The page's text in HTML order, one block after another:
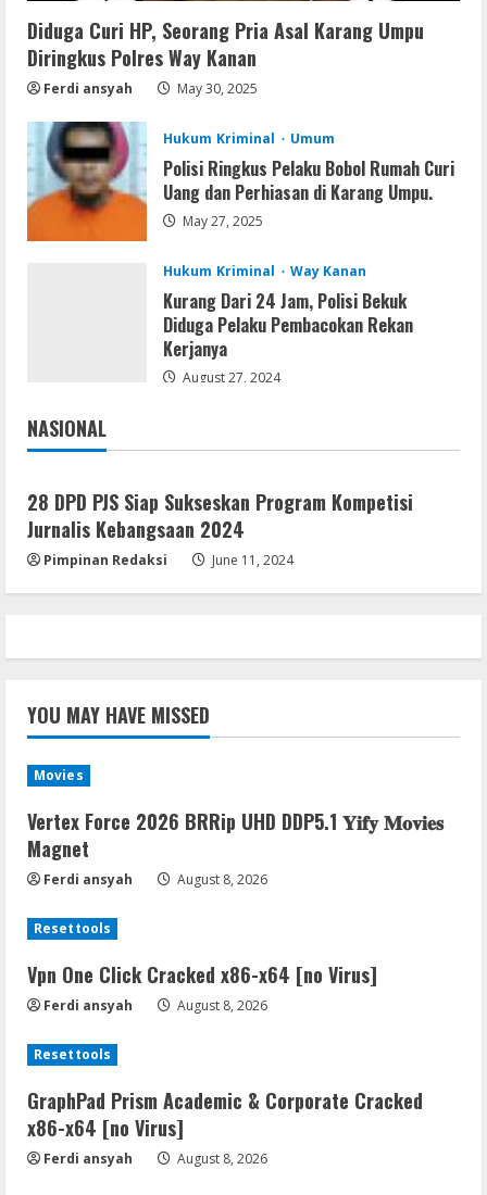
Remux
August 7, 2026
Lan
Dune: Awakening FitGirl Repack +Patch
Direct Link 2026
August 7, 2026
Diduga Curi HP, Seorang Pria Asal Karang Umpu
Diringkus Polres Way Kanan
Ferdi ansyah May 30, 2025
Hukum Kriminal Umum
Polisi Ringkus Pelaku Bobol Rumah Curi
Uang dan Perhiasan di Karang Umpu.
May 27, 2025
Hukum Kriminal Way Kanan
Kurang Dari 24 Jam, Polisi Bekuk
Diduga Pelaku Pembacokan Rekan
Kerjanya
August 27, 2024
NASIONAL
Jakarta
28 DPD PJS Siap Sukseskan Program Kompetisi
Jurnalis Kebangsaan 2024
Pimpinan Redaksi June 11, 2024
YOU MAY HAVE MISSED
Movies
Vertex Force 2026 BRRip UHD DDP5.1 𝐘𝐢𝐟𝐲 𝐌𝐨𝐯𝐢𝐞𝐬
Magnet
Ferdi ansyah August 8, 2026
Resettools
Vpn One Click Cracked x86-x64 [no Virus]
Ferdi ansyah August 8, 2026
Resettools
GraphPad Prism Academic & Corporate Cracked
x86-x64 [no Virus]
Ferdi ansyah August 8, 2026